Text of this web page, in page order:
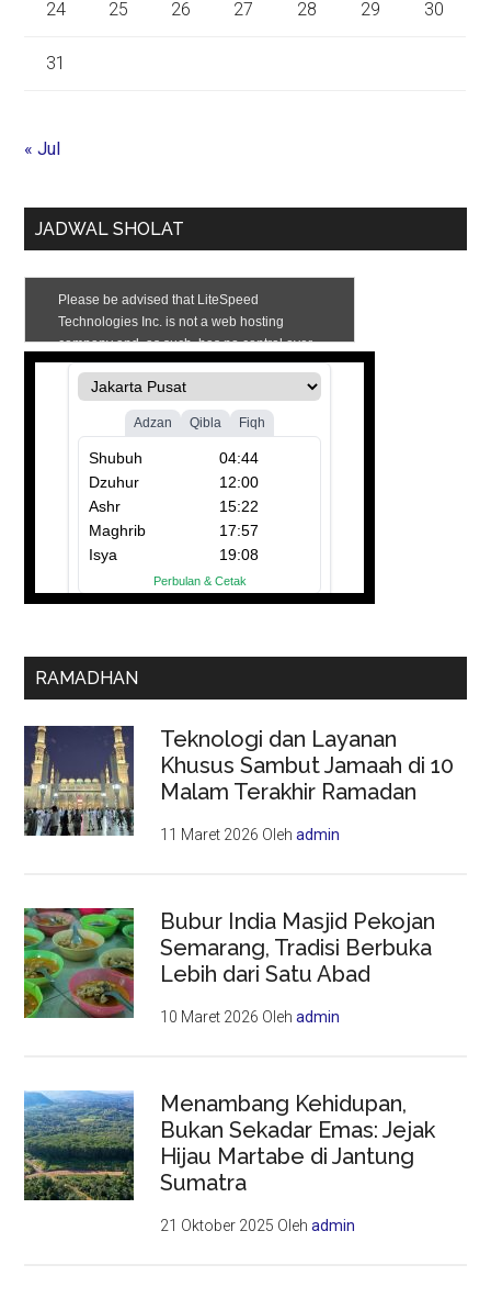
24 25 26 27 28 29 30
31
« Jul
JADWAL SHOLAT
RAMADHAN
Teknologi dan Layanan
Khusus Sambut Jamaah di 10
Malam Terakhir Ramadan
11 Maret 2026 Olehadmin
Bubur India Masjid Pekojan
Semarang, Tradisi Berbuka
Lebih dari Satu Abad
10 Maret 2026 Olehadmin
Menambang Kehidupan,
Bukan Sekadar Emas: Jejak
Hijau Martabe di Jantung
Sumatra
21 Oktober 2025 Olehadmin